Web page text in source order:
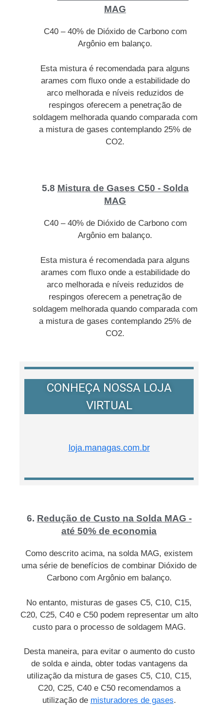
MAG
C40 – 40% de Dióxido de Carbono com
Argônio em balanço.
Esta mistura é recomendada para alguns
arames com fluxo onde a estabilidade do
arco melhorada e níveis reduzidos de
respingos oferecem a penetração de
soldagem melhorada quando comparada com
a mistura de gases contemplando 25% de
CO2.
5.8 Mistura de Gases C50 - Solda
MAG
C40 – 40% de Dióxido de Carbono com
Argônio em balanço.
Esta mistura é recomendada para alguns
arames com fluxo onde a estabilidade do
arco melhorada e níveis reduzidos de
respingos oferecem a penetração de
soldagem melhorada quando comparada com
a mistura de gases contemplando 25% de
CO2.
CONHEÇA NOSSA LOJA
VIRTUAL
loja.managas.com.br
6. Redução de Custo na Solda MAG -
até 50% de economia
Como descrito acima, na solda MAG, existem
uma série de benefícios de combinar Dióxido de
Carbono com Argônio em balanço.
No entanto, misturas de gases C5, C10, C15,
C20, C25, C40 e C50 podem representar um alto
custo para o processo de soldagem MAG.
Desta maneira, para evitar o aumento do custo
de solda e ainda, obter todas vantagens da
utilização da mistura de gases C5, C10, C15,
C20, C25, C40 e C50 recomendamos a
utilização de misturadores de gases.